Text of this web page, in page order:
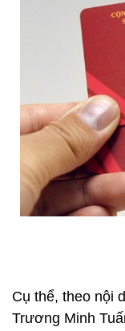
Cụ thể, theo nội
Trương Minh